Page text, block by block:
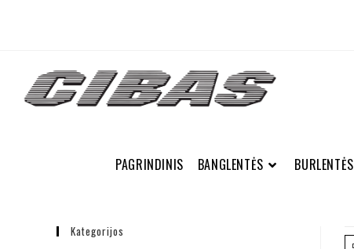
PAGRINDINIS BANGLENTĖS BURLENTĖS
Kategorijos